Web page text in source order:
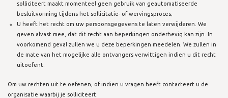
solliciteert maakt momenteel geen gebruik van geautomatiseerde
besluitvorming tijdens het sollicitatie- of wervingsproces;
U heeft het recht om uw persoonsgegevens te laten verwijderen. We
geven alvast mee, dat dit recht aan beperkingen onderhevig kan zijn. In
voorkomend geval zullen we u deze beperkingen meedelen. We zullen in
de mate van het mogelijke alle ontvangers verwittigen indien u dit recht
uitoefent.
Om uw rechten uit te oefenen, of indien u vragen heeft contacteert u de
organisatie waarbij je solliciteert.